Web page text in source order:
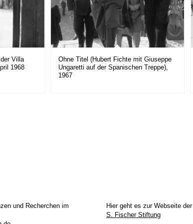
Villa
1968
Ohne Titel (Hubert Fichte mit Giuseppe
Ungaretti auf der Spanischen Treppe),
1967
und Recherchen im
Hier geht es zur Webseite der
S. Fischer Stiftung